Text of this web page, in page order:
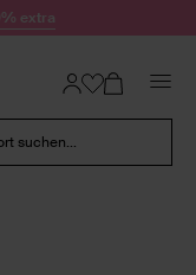
extra
suchen...